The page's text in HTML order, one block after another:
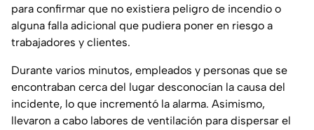
para confirmar que no existiera peligro de incendio o
alguna falla adicional que pudiera poner en riesgo a
trabajadores y clientes.
Durante varios minutos, empleados y personas que se
encontraban cerca del lugar desconocían la causa del
incidente, lo que incrementó la alarma. Asimismo,
llevaron a cabo labores de ventilación para dispersar el